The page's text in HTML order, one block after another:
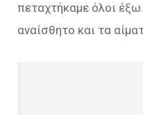
πεταχτήκαμε όλοι
αναίσθητο και τα